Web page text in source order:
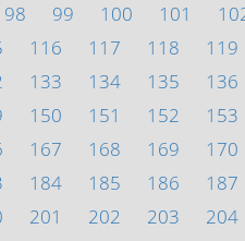
98 99 100 101
116 117 118 119
133 134 135 136
150 151 152 153
167 168 169 170
184 185 186 187
201 202 203 204